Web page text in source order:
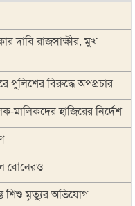
দাবি রাজসাক্ষীর, মুখ
পুলিশের বিরুদ্ধে অপপ্রচার
মালিকদের হাজিরের নির্দেশ
বোনেরও
শিশু মৃত্যুর অভিযোগ